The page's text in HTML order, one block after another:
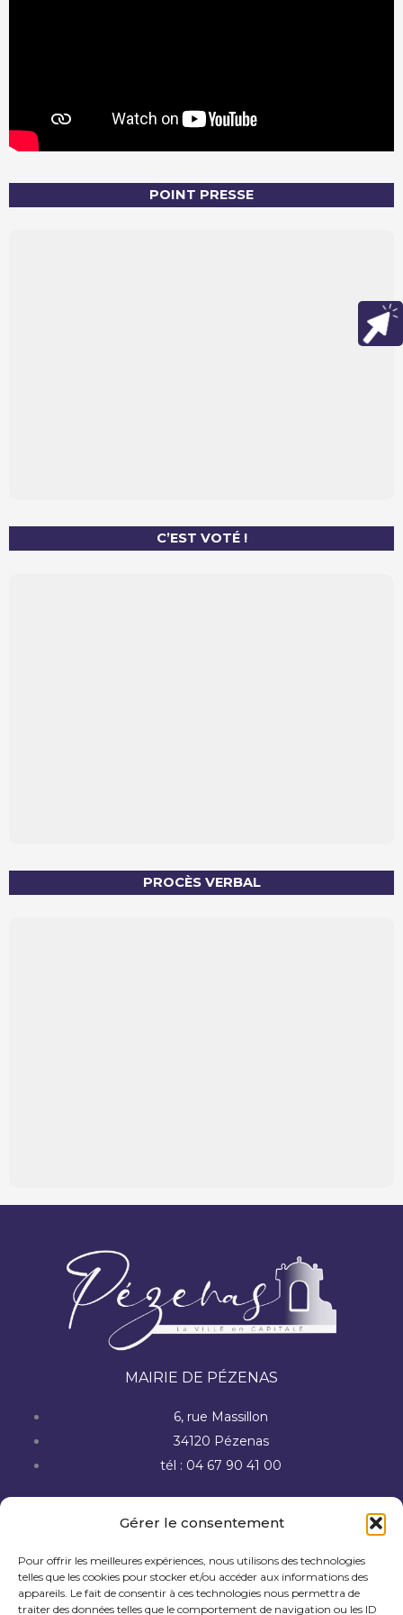
Gérer le consentement
Pour offrir les meilleures expériences, nous utilisons des technologies
telles que les cookies pour stocker et/ou accéder aux informations des
appareils. Le fait de consentir à ces technologies nous permettra de
traiter des données telles que le comportement de navigation ou les ID
POINT PRESSE
C’EST VOTÉ !
PROCÈS VERBAL
MAIRIE DE PÉZENAS
6, rue Massillon
34120 Pézenas
tél : 04 67 90 41 00
Foire aux questions
Contactez-nous